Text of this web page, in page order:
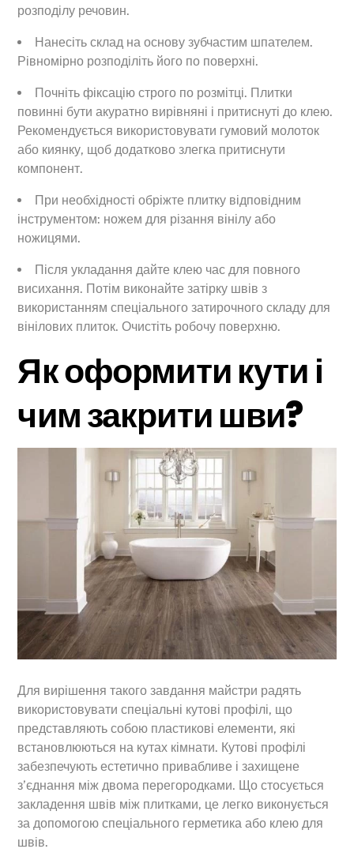
розподілу речовин.
Нанесіть склад на основу зубчастим шпателем.
Рівномірно розподіліть його по поверхні.
Почніть фіксацію строго по розмітці. Плитки
повинні бути акуратно вирівняні і притиснуті до клею.
Рекомендується використовувати гумовий молоток
або киянку, щоб додатково злегка притиснути
компонент.
При необхідності обріжте плитку відповідним
інструментом: ножем для різання вінілу або
ножицями.
Після укладання дайте клею час для повного
висихання. Потім виконайте затірку швів з
використанням спеціального затирочного складу для
вінілових плиток. Очистіть робочу поверхню.
Як оформити кути і
чим закрити шви?
Для вирішення такого завдання майстри радять
використовувати спеціальні кутові профілі, що
представляють собою пластикові елементи, які
встановлюються на кутах кімнати. Кутові профілі
забезпечують естетично привабливе і захищене
з’єднання між двома перегородками. Що стосується
закладення швів між плитками, це легко виконується
за допомогою спеціального герметика або клею для
швів.